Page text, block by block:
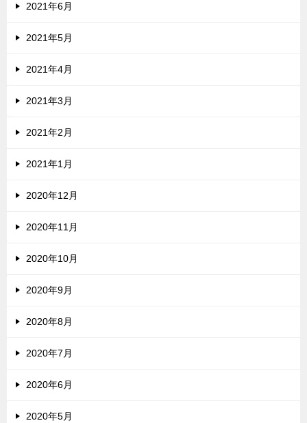
2021年6月
2021年5月
2021年4月
2021年3月
2021年2月
2021年1月
2020年12月
2020年11月
2020年10月
2020年9月
2020年8月
2020年7月
2020年6月
2020年5月